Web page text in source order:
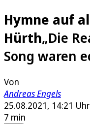
Hymne auf
Hürth„Die
Song waren
Von
Andreas Engels
25.08.2021, 14:21 Uhr
7 min